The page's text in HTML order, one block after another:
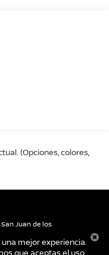
(Opciones, colores,
San Juan de los
mejor experiencia.
que aceptas el uso